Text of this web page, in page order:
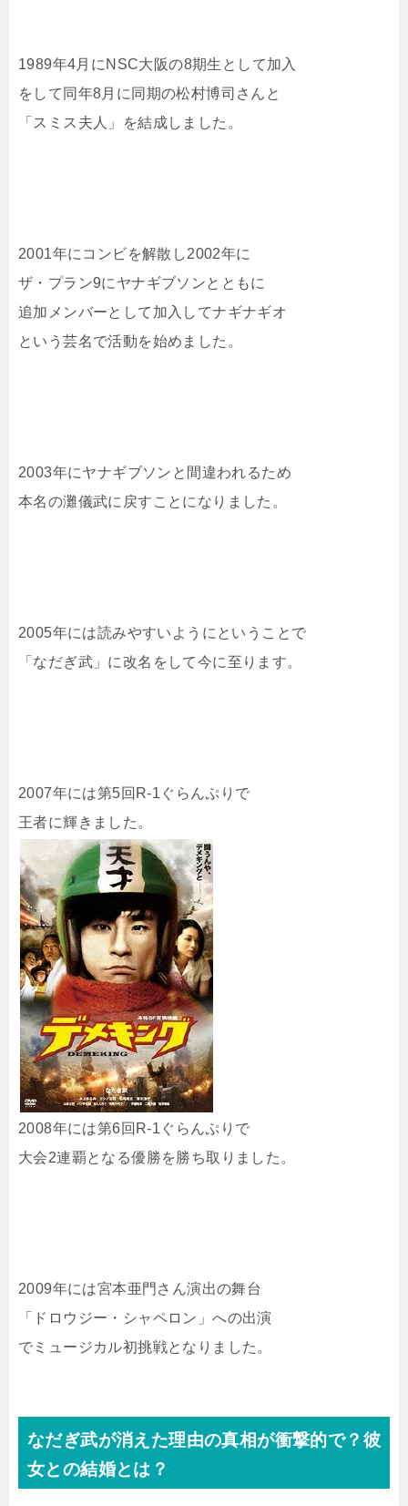
1989年4月にNSC大阪の8期生として加入
をして同年8月に同期の松村博司さんと
「スミス夫人」を結成しました。
2001年にコンビを解散し2002年に
ザ・プラン9にヤナギブソンとともに
追加メンバーとして加入してナギナギオ
という芸名で活動を始めました。
2003年にヤナギブソンと間違われるため
本名の灘儀武に戻すことになりました。
2005年には読みやすいようにということで
「なだぎ武」に改名をして今に至ります。
2007年には第5回R-1ぐらんぷりで
王者に輝きました。
2008年には第6回R-1ぐらんぷりで
大会2連覇となる優勝を勝ち取りました。
2009年には宮本亜門さん演出の舞台
「ドロウジー・シャペロン」への出演
でミュージカル初挑戦となりました。
なだぎ武が消えた理由の真相が衝撃的で？彼
女との結婚とは？